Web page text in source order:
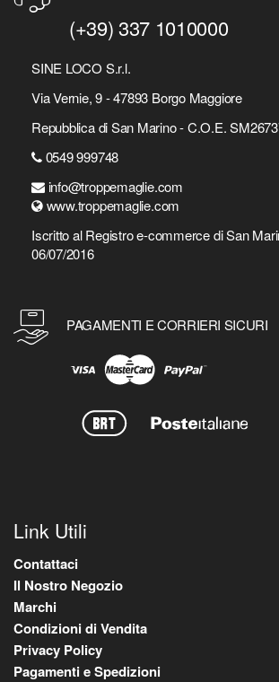
(+39) 337 1010000
SINE LOCO S.r.l.
Via Vernie, 9 - 47893 Borgo Maggiore
Repubblica di San Marino - C.O.E.
0549 999748
info@troppemaglie.com
www.troppemaglie.com
Iscritto al Registro e-commerce di San
06/07/2016
PAGAMENTI E CORRIERI SICURI
Link Utili
Contattaci
Il Nostro Negozio
Marchi
Condizioni di Vendita
Privacy Policy
Pagamenti e Spedizioni